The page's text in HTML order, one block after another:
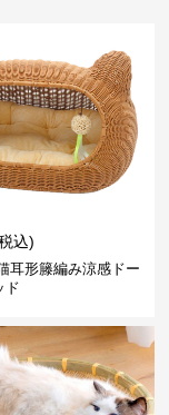
込)
耳形籐編み涼感ドー
ド